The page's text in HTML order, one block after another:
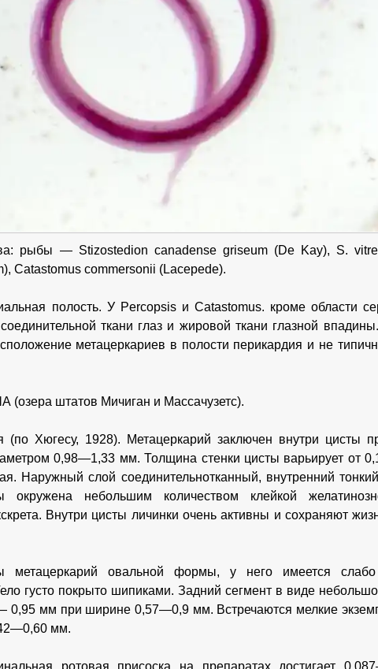
рыбы — Stizostedion canadense griseum (De Kay), S.
Catastomus commersonii (Lacepede).
полость. У Percopsis и Catastomus. кроме области
ткани глаз и жировой ткани глазной
метацеркариев в полости перикардия и не
(озера штатов Мичиган и Массачузетс).
(по Хюгесу, 1928). Метацеркарий заключен внутри цисты
0,98—1,33 мм. Толщина стенки цисты варьирует от
Наружный слой соединительнотканный, внутренний
окружена небольшим количеством клейкой
Внутри цисты личинки очень активны и сохраняют
метацеркарий овальной формы, у него имеется
густо покрыто шипиками. Задний сегмент в виде
0,95 мм при ширине 0,57—0,9 мм. Встречаются мелкие
мм.